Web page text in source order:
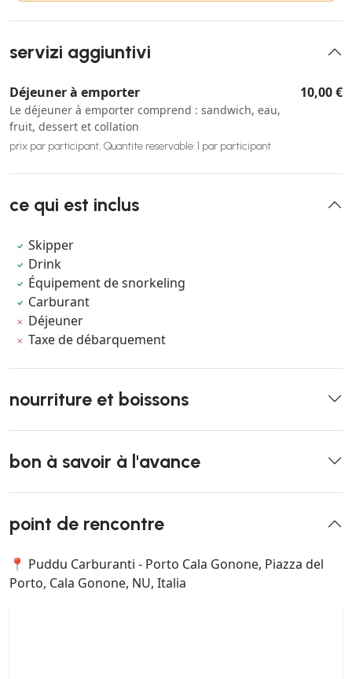
servizi aggiuntivi
Déjeuner à emporter
Le déjeuner à emporter comprend : sandwich, eau,
fruit, dessert et collation
10,00 €
prix par participant, Quantite reservable: 1 par participant
ce qui est inclus
Skipper
Drink
Équipement de snorkeling
Carburant
Déjeuner
Taxe de débarquement
nourriture et boissons
bon à savoir à l'avance
point de rencontre
📍 Puddu Carburanti - Porto Cala Gonone, Piazza del
Porto, Cala Gonone, NU, Italia